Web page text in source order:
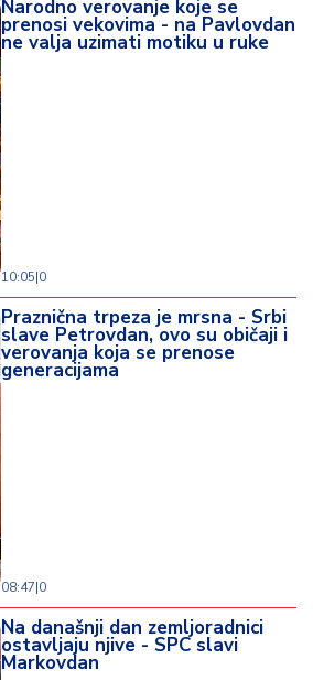
Narodno verovanje koje se
prenosi vekovima - na Pavlovdan
ne valja uzimati motiku u ruke
10:05|0
Praznična trpeza je mrsna - Srbi
slave Petrovdan, ovo su običaji i
verovanja koja se prenose
generacijama
08:47|0
Na današnji dan zemljoradnici
ostavljaju njive - SPC slavi
Markovdan